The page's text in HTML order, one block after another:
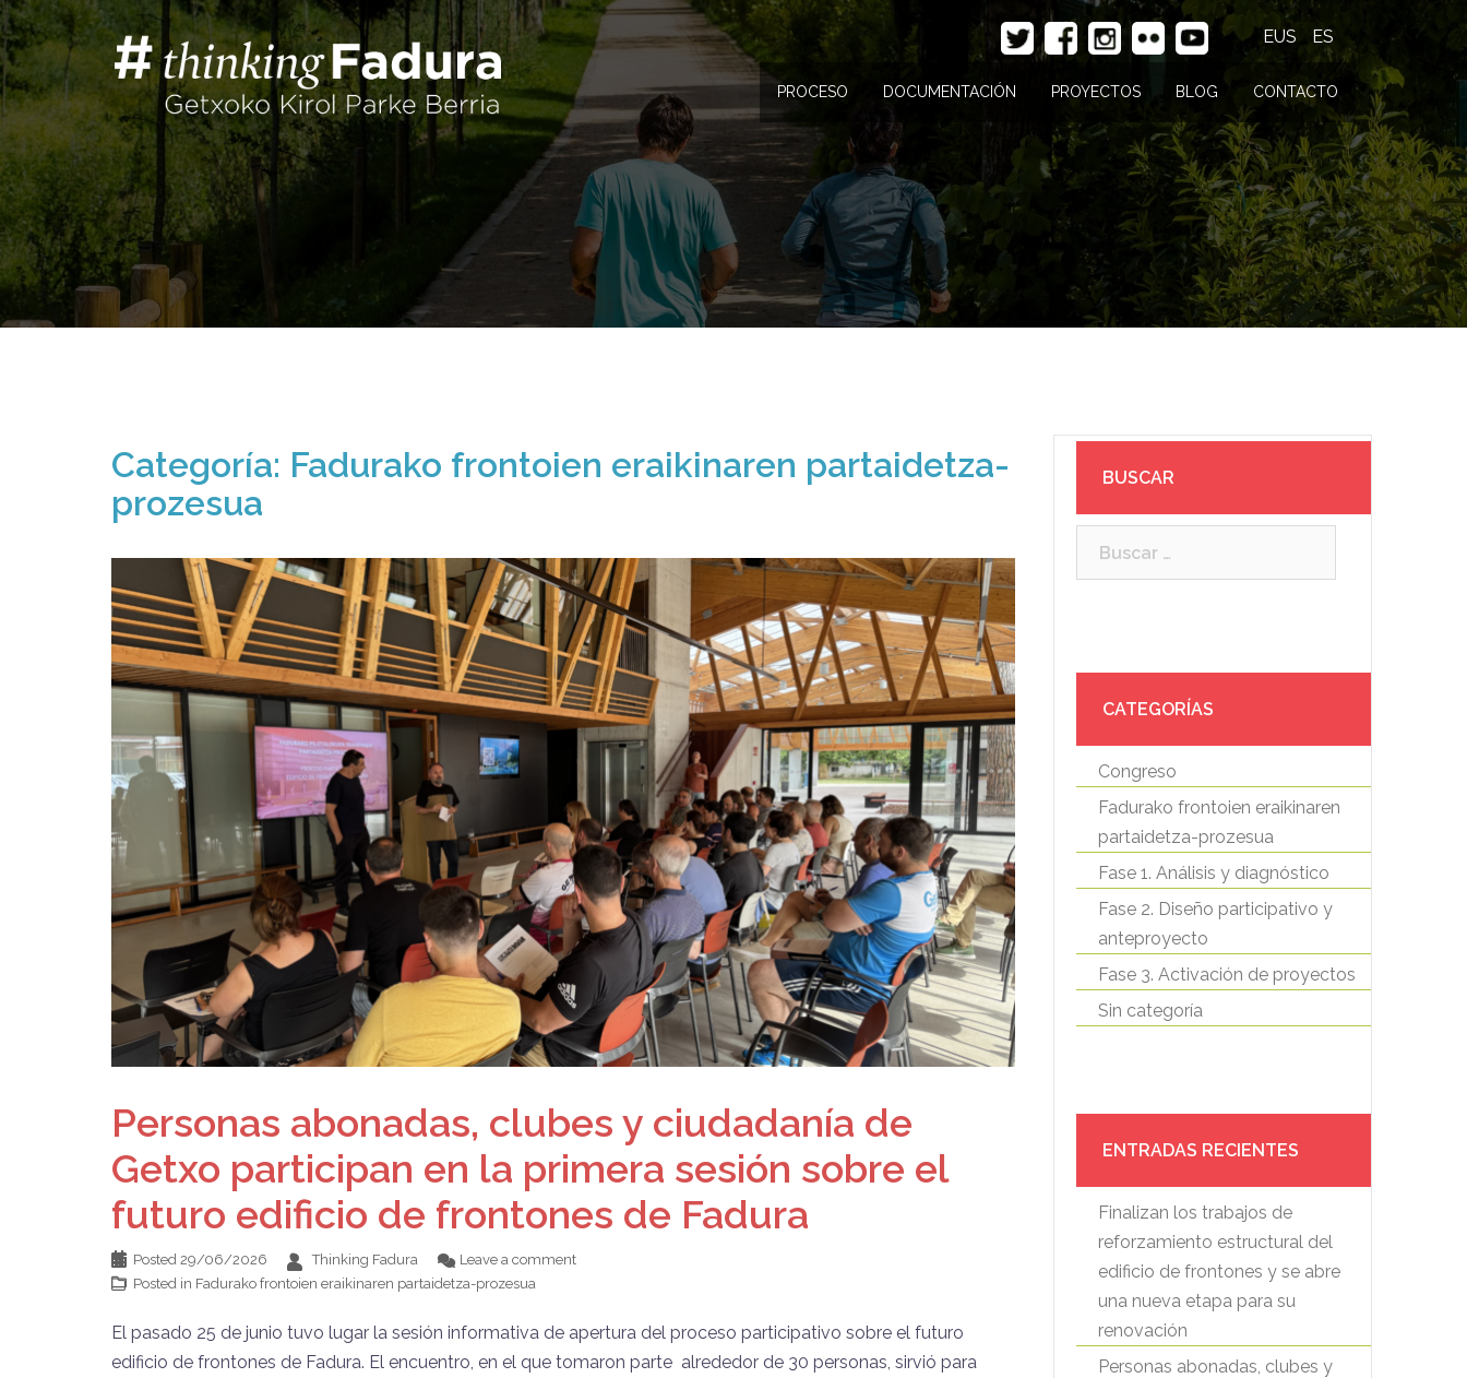
Saltar
al
contenido
EUS ES
PROCESO DOCUMENTACIÓN PROYECTOS BLOG CONTACTO
Categoría: Fadurako frontoien eraikinaren partaidetza-
prozesua
Personas abonadas, clubes y ciudadanía de
Getxo participan en la primera sesión sobre el
futuro edificio de frontones de Fadura
Posted 29/06/2026 Thinking Fadura
Leave a comment
Posted in Fadurako frontoien eraikinaren partaidetza-prozesua
El pasado 25 de junio tuvo lugar la sesión informativa de apertura del proceso participativo sobre el futuro
edificio de frontones de Fadura. El encuentro, en el que tomaron parte alrededor de 30 personas, sirvió para
BUSCAR
CATEGORÍAS
Congreso
Fadurako frontoien eraikinaren
partaidetza-prozesua
Fase 1. Análisis y diagnóstico
Fase 2. Diseño participativo y
anteproyecto
Fase 3. Activación de proyectos
Sin categoría
ENTRADAS RECIENTES
Finalizan los trabajos de
reforzamiento estructural del
edificio de frontones y se abre
una nueva etapa para su
renovación
Personas abonadas, clubes y